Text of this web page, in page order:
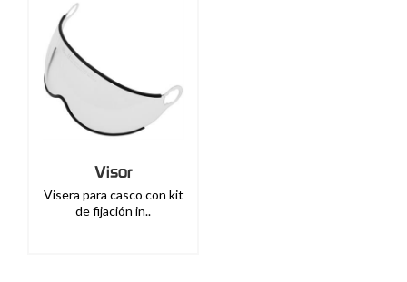
Visor
Visera para casco con kit
de fijación in..